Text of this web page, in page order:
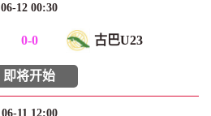
06-12 00:30
0-0 古巴U23
即将开始
06-11 12:00